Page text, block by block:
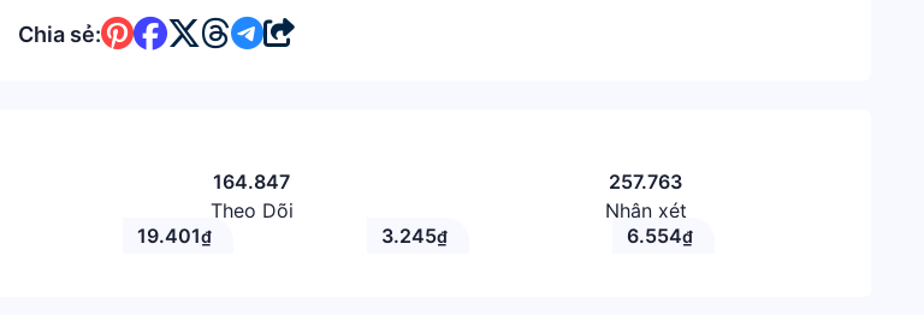
Chia sẻ:
164.847
Theo Dõi
257.763
Nhận xét
19.401₫ 3.245₫ 6.554₫